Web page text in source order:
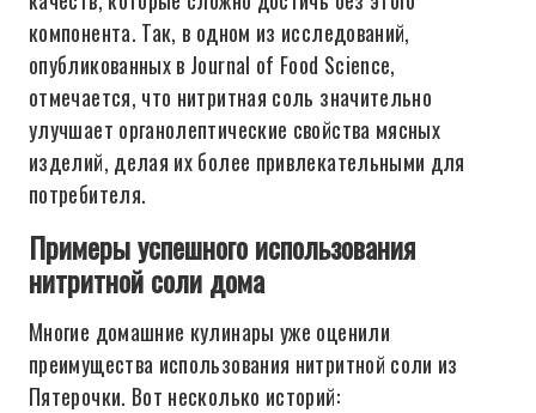
компонента. Так, в одном из исследований,
опубликованных в Journal of Food Science,
отмечается, что нитритная соль значительно
улучшает органолептические свойства мясных
изделий, делая их более привлекательными для
потребителя.
Примеры успешного использования
нитритной соли дома
Многие домашние кулинары уже оценили
преимущества использования нитритной соли из
Пятерочки. Вот несколько историй: